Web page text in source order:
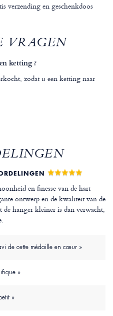
verzending en geschenkdoos
VRAGEN
ketting ?
zodat u een ketting naar
en finesse van de hart
ontwerp en de kwaliteit van de
hanger kleiner is dan verwacht,
de cette médaille en cœur »
»
»